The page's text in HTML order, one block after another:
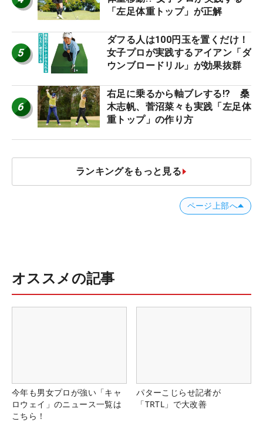
「左足体重トップ」が正解
5
ダフる人は100円玉を置くだけ！
女子プロが実践するアイアン「ダ
ウンブロードリル」が効果抜群
6
右足に乗るから軸ブレする!? 桑
木志帆、菅沼菜々も実践「左足体
重トップ」の作り方
ランキングをもっと見る
ページ上部へ
オススメの記事
今年も男女プロが強い「キャ
ロウェイ」のニュース一覧は
こちら！
パターこじらせ記者が
「TRTL」で大改善